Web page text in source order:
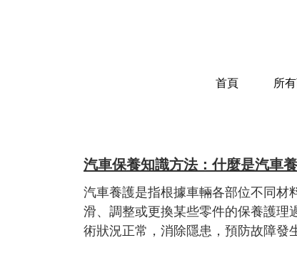
首頁 所
汽車保養知識方法：什麼是汽車
汽車養護是指根據車輛各部位不同材
滑、調整或更換某些零件的保養護理
術狀況正常，消除隱患，預防故障發